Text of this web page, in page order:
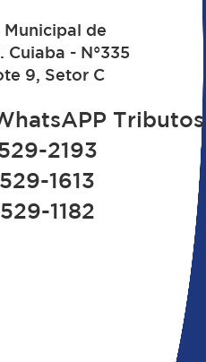
de
Cuiaba - N°335
9, Setor C
Tributos
2193
1613
1182